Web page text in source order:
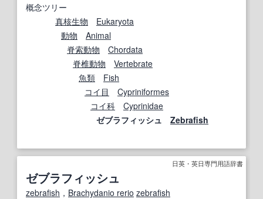
概念ツリー
真核生物
Eukaryota
動物
Animal
脊索動物
Chordata
脊椎動物
Vertebrate
魚類
Fish
コイ目
Cypriniformes
コイ科
Cyprinidae
ゼブラフィッシュ Zebrafish
日英・英日専門用語辞書
ゼブラフィッシュ
zebrafish ， Brachydanio rerio zebrafish